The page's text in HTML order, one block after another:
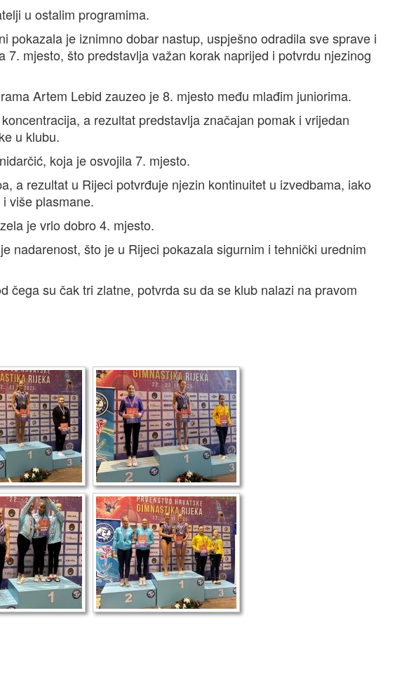
u ostalim programima.
pokazala je iznimno dobar nastup, uspješno odradila sve sprave i
7. mjesto, što predstavlja važan korak naprijed i potvrdu njezinog
Artem Lebid zauzeo je 8. mjesto među mlađim juniorima.
a rezultat predstavlja značajan pomak i vrijedan
u klubu.
koja je osvojila 7. mjesto.
a rezultat u Rijeci potvrđuje njezin kontinuitet u izvedbama, iako
više plasmane.
je vrlo dobro 4. mjesto.
nadarenost, što je u Rijeci pokazala sigurnim i tehnički urednim
čega su čak tri zlatne, potvrda su da se klub nalazi na pravom